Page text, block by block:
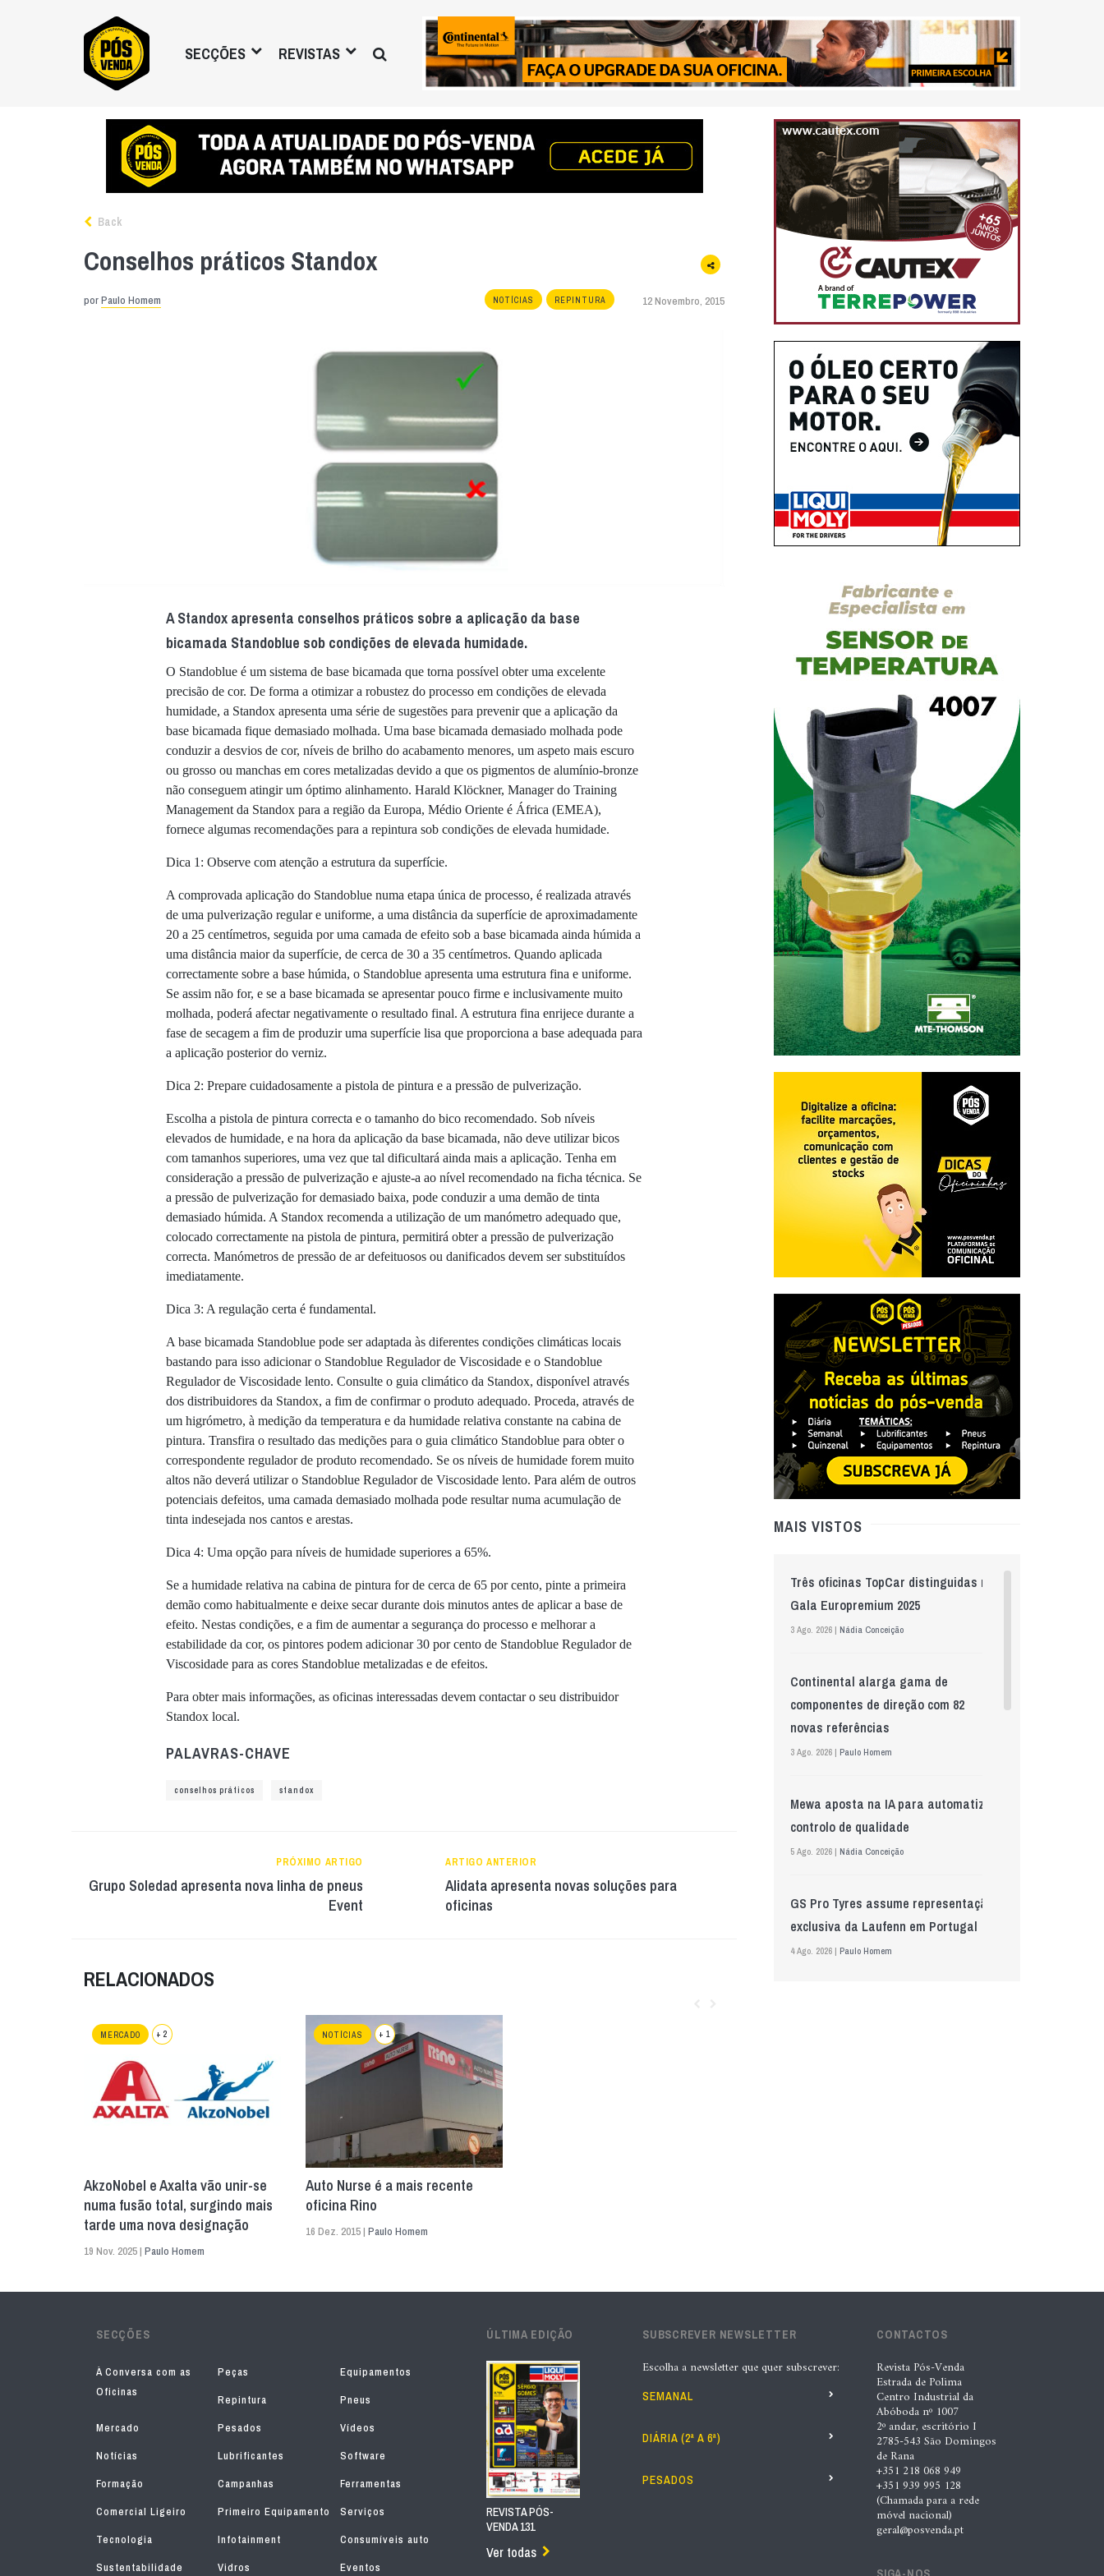
SECÇÕES REVISTAS
Back
Conselhos práticos Standox
porPaulo Homem NOTÍCIAS REPINTURA 12 Novembro, 2015
A Standox apresenta conselhos práticos sobre a aplicação da base
bicamada Standoblue sob condições de elevada humidade.
O Standoblue é um sistema de base bicamada que torna possível obter uma excelente
precisão de cor. De forma a otimizar a robustez do processo em condições de elevada
humidade, a Standox apresenta uma série de sugestões para prevenir que a aplicação da
base bicamada fique demasiado molhada. Uma base bicamada demasiado molhada pode
conduzir a desvios de cor, níveis de brilho do acabamento menores, um aspeto mais escuro
ou grosso ou manchas em cores metalizadas devido a que os pigmentos de alumínio-bronze
não conseguem atingir um óptimo alinhamento. Harald Klöckner, Manager do Training
Management da Standox para a região da Europa, Médio Oriente é África (EMEA),
fornece algumas recomendações para a repintura sob condições de elevada humidade.
Dica 1: Observe com atenção a estrutura da superfície.
A comprovada aplicação do Standoblue numa etapa única de processo, é realizada através
de uma pulverização regular e uniforme, a uma distância da superfície de aproximadamente
20 a 25 centímetros, seguida por uma camada de efeito sob a base bicamada ainda húmida a
uma distância maior da superfície, de cerca de 30 a 35 centímetros. Quando aplicada
correctamente sobre a base húmida, o Standoblue apresenta uma estrutura fina e uniforme.
Se assim não for, e se a base bicamada se apresentar pouco firme e inclusivamente muito
molhada, poderá afectar negativamente o resultado final. A estrutura fina enrijece durante a
fase de secagem a fim de produzir uma superfície lisa que proporciona a base adequada para
a aplicação posterior do verniz.
Dica 2: Prepare cuidadosamente a pistola de pintura e a pressão de pulverização.
Escolha a pistola de pintura correcta e o tamanho do bico recomendado. Sob níveis
elevados de humidade, e na hora da aplicação da base bicamada, não deve utilizar bicos
com tamanhos superiores, uma vez que tal dificultará ainda mais a aplicação. Tenha em
consideração a pressão de pulverização e ajuste-a ao nível recomendado na ficha técnica. Se
a pressão de pulverização for demasiado baixa, pode conduzir a uma demão de tinta
demasiado húmida. A Standox recomenda a utilização de um manómetro adequado que,
colocado correctamente na pistola de pintura, permitirá obter a pressão de pulverização
correcta. Manómetros de pressão de ar defeituosos ou danificados devem ser substituídos
imediatamente.
Dica 3: A regulação certa é fundamental.
A base bicamada Standoblue pode ser adaptada às diferentes condições climáticas locais
bastando para isso adicionar o Standoblue Regulador de Viscosidade e o Standoblue
Regulador de Viscosidade lento. Consulte o guia climático da Standox, disponível através
dos distribuidores da Standox, a fim de confirmar o produto adequado. Proceda, através de
um higrómetro, à medição da temperatura e da humidade relativa constante na cabina de
pintura. Transfira o resultado das medições para o guia climático Standoblue para obter o
correspondente regulador de produto recomendado. Se os níveis de humidade forem muito
altos não deverá utilizar o Standoblue Regulador de Viscosidade lento. Para além de outros
potenciais defeitos, uma camada demasiado molhada pode resultar numa acumulação de
tinta indesejada nos cantos e arestas.
Dica 4: Uma opção para níveis de humidade superiores a 65%.
Se a humidade relativa na cabina de pintura for de cerca de 65 por cento, pinte a primeira
demão como habitualmente e deixe secar durante dois minutos antes de aplicar a base de
efeito. Nestas condições, e a fim de aumentar a segurança do processo e melhorar a
estabilidade da cor, os pintores podem adicionar 30 por cento de Standoblue Regulador de
Viscosidade para as cores Standoblue metalizadas e de efeitos.
Para obter mais informações, as oficinas interessadas devem contactar o seu distribuidor
Standox local.
PALAVRAS-CHAVE
conselhos práticos standox
PRÓXIMO ARTIGO
Grupo Soledad apresenta nova linha de pneus
Event
ARTIGO ANTERIOR
Alidata apresenta novas soluções para
oficinas
RELACIONADOS
MERCADO + 2
AkzoNobel e Axalta vão unir-se
numa fusão total, surgindo mais
tarde uma nova designação
19 Nov. 2025 | Paulo Homem
NOTÍCIAS + 1
Auto Nurse é a mais recente
oficina Rino
16 Dez. 2015 | Paulo Homem
MAIS VISTOS
Três oficinas TopCar distinguidas na
Gala Europremium 2025
3 Ago. 2026 | Nádia Conceição
Continental alarga gama de
componentes de direção com 82
novas referências
3 Ago. 2026 | Paulo Homem
Mewa aposta na IA para automatizar
controlo de qualidade
5 Ago. 2026 | Nádia Conceição
GS Pro Tyres assume representação
exclusiva da Laufenn em Portugal
4 Ago. 2026 | Paulo Homem
6 Ago. 2026 |Nádia Conceição
clientes a identificar oportunidades
de melhoria ao longo de todo o
processo de reparação””, Tiago
Matias, INDASA
Automechanika marca nova fase da
expansão europeia da XTOOL
SECÇÕES
À Conversa com as
Oficinas
Peças
Equipamentos
Repintura
Pneus
Mercado
Pesados
Vídeos
Notícias
Lubrificantes
Software
Formação
Campanhas
Ferramentas
Comercial Ligeiro
Primeiro Equipamento
Serviços
Tecnologia
Infotainment
Consumíveis auto
Sustentabilidade
Vidros Eventos
ÚLTIMA EDIÇÃO
REVISTA PÓS-
VENDA 131
Ver todas
SUBSCREVER NEWSLETTER
Escolha a newsletter que quer subscrever:
SEMANAL
DIÁRIA (2ª A 6ª)
PESADOS
CONTACTOS
Revista Pós-Venda
Estrada de Polima
Centro Industrial da
Abóboda nº 1007
2º andar, escritório I
2785-543 São Domingos
de Rana
+351 218 068 949
+351 939 995 128
(Chamada para a rede
móvel nacional)
geral@posvenda.pt